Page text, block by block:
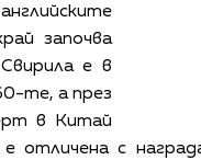
започва
е в
те, а през
в Китай
с